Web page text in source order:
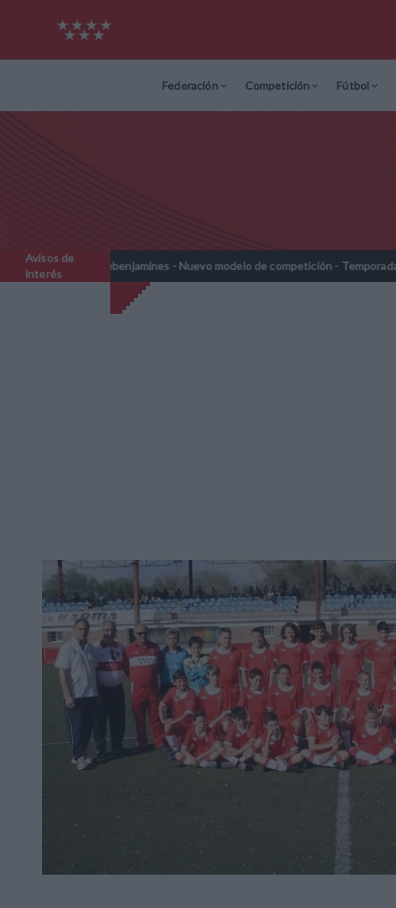
Federación Competición Fútbol
Avisos de
interés
Prebenjamines - Nuevo modelo de competición - Temporada 2026-2027 //